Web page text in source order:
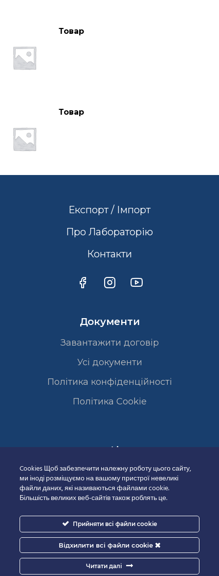
Товар
Товар
Експорт / Імпорт
Про Лабораторію
Контакти
Документи
Завантажити договір
Усі документи
Політика конфіденційності
Полiтика Cookie
Сертифікати
Cookies Щоб забезпечити належну роботу цього сайту,
ми іноді розміщуємо на вашому пристрої невеликі
файли даних, які називаються файлами cookie.
Більшість великих веб-сайтів також роблять це.
Прийняти всі файли cookie
Відхилити всі файли cookie
Читати далі